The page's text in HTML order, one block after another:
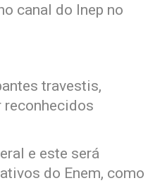
canal do Inep no
travestis,
reconhecidos
e este será
do Enem, como